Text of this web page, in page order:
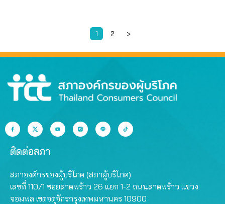
Page
1 Page
2 >
ติดต่อสภา
สภาองค์กรของผู้บริโภค (สภาผู้บริโภค)
เลขที่ 110/1 ซอยลาดพร้าว 26 แยก 1-2 ถนนลาดพร้าว แขวง
จอมพล เขตจตุจักรกรุงเทพมหานคร 10900